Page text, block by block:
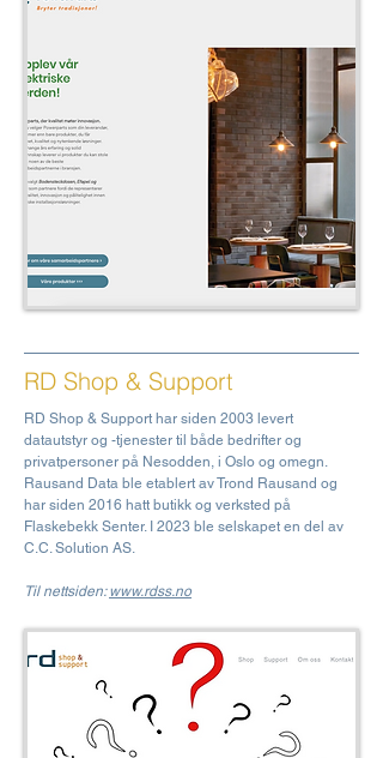
RD Shop & Support
RD Shop & Support har siden 2003 levert
datautstyr og -tjenester til både bedrifter og
privatpersoner på Nesodden, i Oslo og omegn.
Rausand Data ble etablert av Trond Rausand og
har siden 2016 hatt butikk og verksted på
Flaskebekk Senter. I 2023 ble selskapet en del av
C.C. Solution AS.
Til nettsiden:www.rdss.no